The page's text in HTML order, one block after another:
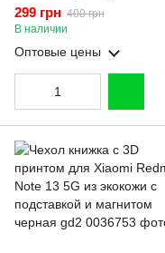
Redmi Note 13 5G с
подставкой на сяоми
нот 13 5г черная gd1
299 грн 400 грн
В наличии
Оптовые цены